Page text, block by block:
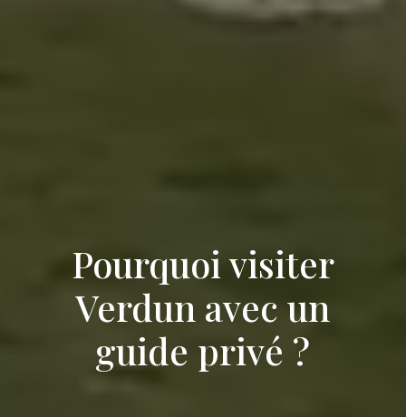
Pourquoi visiter
Verdun avec un
guide privé ?